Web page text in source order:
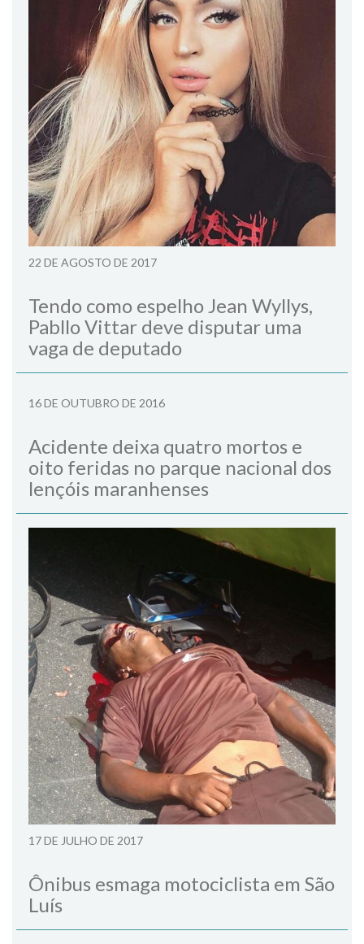
22 DE AGOSTO DE 2017
Tendo como espelho Jean Wyllys,
Pabllo Vittar deve disputar uma
vaga de deputado
16 DE OUTUBRO DE 2016
Acidente deixa quatro mortos e
oito feridas no parque nacional dos
lençóis maranhenses
17 DE JULHO DE 2017
Ônibus esmaga motociclista em São
Luís